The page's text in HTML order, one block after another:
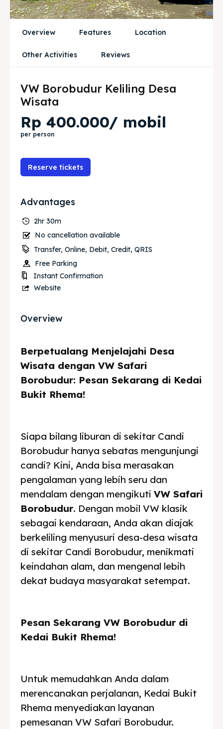
Tempat Makan Rombongan
Ruang Meeting
Playground Anak
Nasi Box
Tempat Makan Rombongan
Ruang Meeting
Playground Anak
Nasi Box
English
Indonesia
日本語 한국어 العربية
Overview Features Location
Other Activities Reviews
VW Borobudur Keliling Desa
Wisata
Rp 400.000/ mobil
per person
Reserve tickets
Advantages
2hr 30m
No cancellation available
Transfer, Online, Debit, Credit, QRIS
Free Parking
Instant Confirmation
Website
Overview
Berpetualang Menjelajahi Desa
Wisata dengan VW Safari
Borobudur: Pesan Sekarang di Kedai
Bukit Rhema!
Siapa bilang liburan di sekitar Candi
Borobudur hanya sebatas mengunjungi
candi? Kini, Anda bisa merasakan
pengalaman yang lebih seru dan
mendalam dengan mengikuti VW Safari
Borobudur. Dengan mobil VW klasik
sebagai kendaraan, Anda akan diajak
berkeliling menyusuri desa-desa wisata
di sekitar Candi Borobudur, menikmati
keindahan alam, dan mengenal lebih
dekat budaya masyarakat setempat.
Pesan Sekarang VW Borobudur di
Kedai Bukit Rhema!
Untuk memudahkan Anda dalam
merencanakan perjalanan, Kedai Bukit
Rhema menyediakan layanan
pemesanan VW Safari Borobudur.